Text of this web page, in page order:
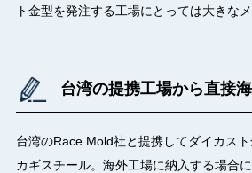
ト金型を発注する工場にとっては大きなメ
台湾の提携工場から直接
台湾のRace Mold社と提携してダイカス
カギスチール。海外工場に納入する場合